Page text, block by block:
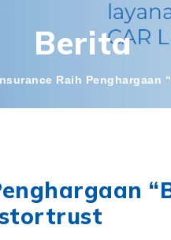
Berita
Raih Penghargaan